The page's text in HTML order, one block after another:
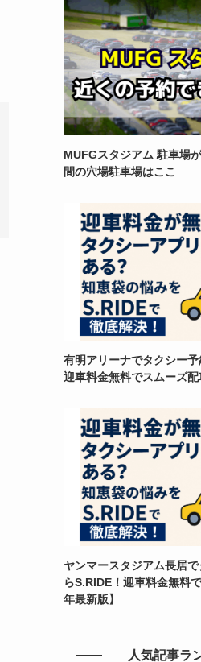
MUFGスタジアム 駐車場
間の穴場駐車場はここ
有明アリーナでタクシー予
迎車料金無料でスムーズ配
ヤンマースタジアム長居
らS.RIDE！迎車料金無料
年最新版】
人気記事ラ